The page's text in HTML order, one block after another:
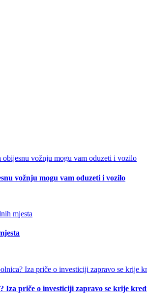
vožnju mogu vam oduzeti i vozilo
Iza priče o investiciji zapravo se krije